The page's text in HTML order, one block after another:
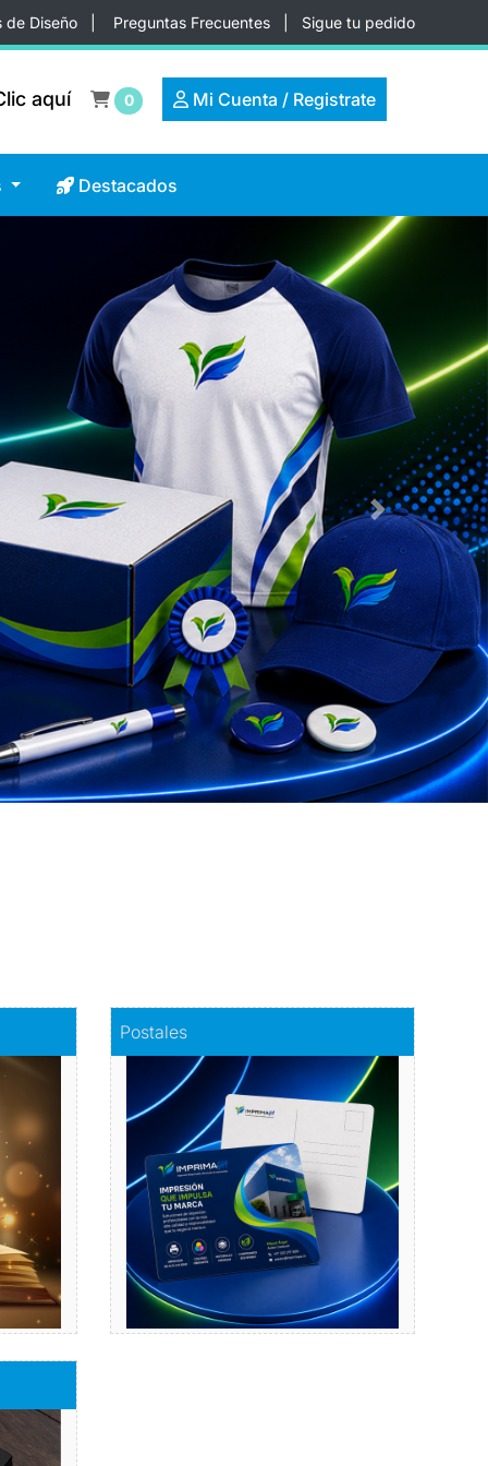
de Diseño Preguntas Frecuentes Sigue tu pedido
aquí
aquí 0 Mi Cuenta / Registrate
Mi Cuenta / Registrate
Destacados
Destacados
Postales
Dale vida a tus emociones
con nuestras postales.
Comprar
Comprar
de